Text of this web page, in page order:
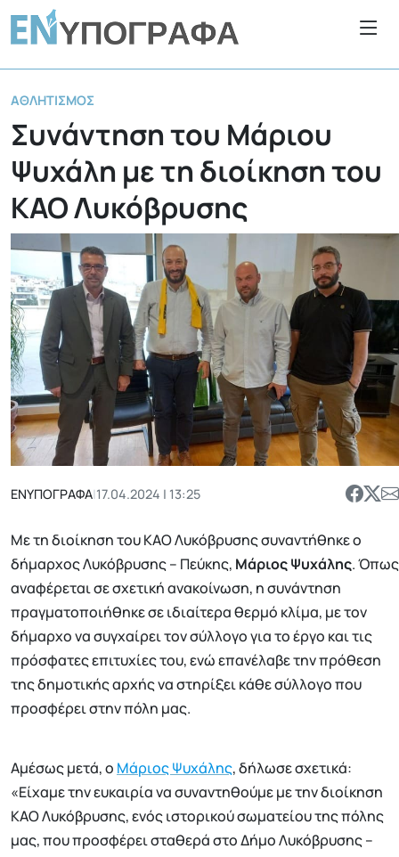
ΑΘΛΗΤΙΣΜΌΣ
Συνάντηση του Μάριου
Ψυχάλη με τη διοίκηση του
ΚΑΟ Λυκόβρυσης
ΕΝΥΠΟΓΡΑΦΑ|17.04.2024 | 13:25
Με τη διοίκηση του ΚΑΟ Λυκόβρυσης συναντήθηκε ο
δήμαρχος Λυκόβρυσης – Πεύκης, ΜάριοςΨυχάλης. Όπως
αναφέρεται σε σχετική ανακοίνωση, η συνάντηση
πραγματοποιήθηκε σε ιδιαίτερα θερμό κλίμα, με τον
δήμαρχο να συγχαίρει τον σύλλογο για το έργο και τις
πρόσφατες επιτυχίες του, ενώ επανέλαβε την πρόθεση
της δημοτικής αρχής να στηρίξει κάθε σύλλογο που
προσφέρει στην πόλη μας.
Αμέσως μετά, ο Μάριος Ψυχάλης, δήλωσε σχετικά:
«Είχαμε την ευκαιρία να συναντηθούμε με την διοίκηση
KΑΟ Λυκόβρυσης, ενός ιστορικού σωματείου της πόλης
μας, που προσφέρει σταθερά στο Δήμο Λυκόβρυσης –